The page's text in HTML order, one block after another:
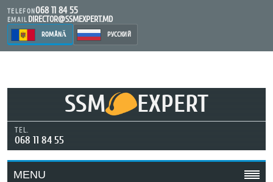
TELEFON068 11 84 55
EMAIL DIRECTOR@SSMEXPERT.MD
ROMÂNĂ РУССКИЙ
SSM EXPERT
TEL.
068 11 84 55
MENU